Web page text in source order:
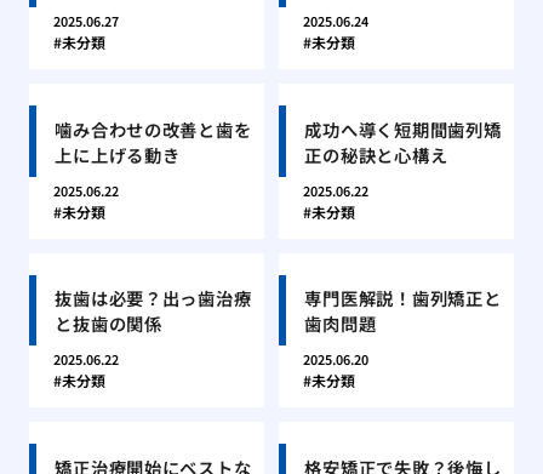
2025.06.27
未分類
2025.06.24
未分類
噛み合わせの改善と歯を
上に上げる動き
2025.06.22
未分類
成功へ導く短期間歯列矯
正の秘訣と心構え
2025.06.22
未分類
抜歯は必要？出っ歯治療
と抜歯の関係
2025.06.22
未分類
専門医解説！歯列矯正と
歯肉問題
2025.06.20
未分類
矯正治療開始にベストな
格安矯正で失敗？後悔し